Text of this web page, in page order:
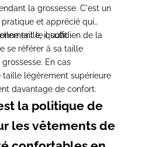
la grossesse. C'est un
et apprécié qui
le quotidien de la
taille, il suffit
se référer à sa taille
En cas
taille légèrement supérieure
davantage de confort.
la politique de
les vêtements de